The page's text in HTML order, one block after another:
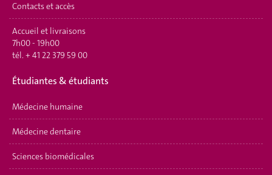
Contacts et accès
Accueil et livraisons
7h00 - 19h00
tél. + 41 22 379 59 00
Étudiantes & étudiants
Médecine humaine
Médecine dentaire
Sciences biomédicales